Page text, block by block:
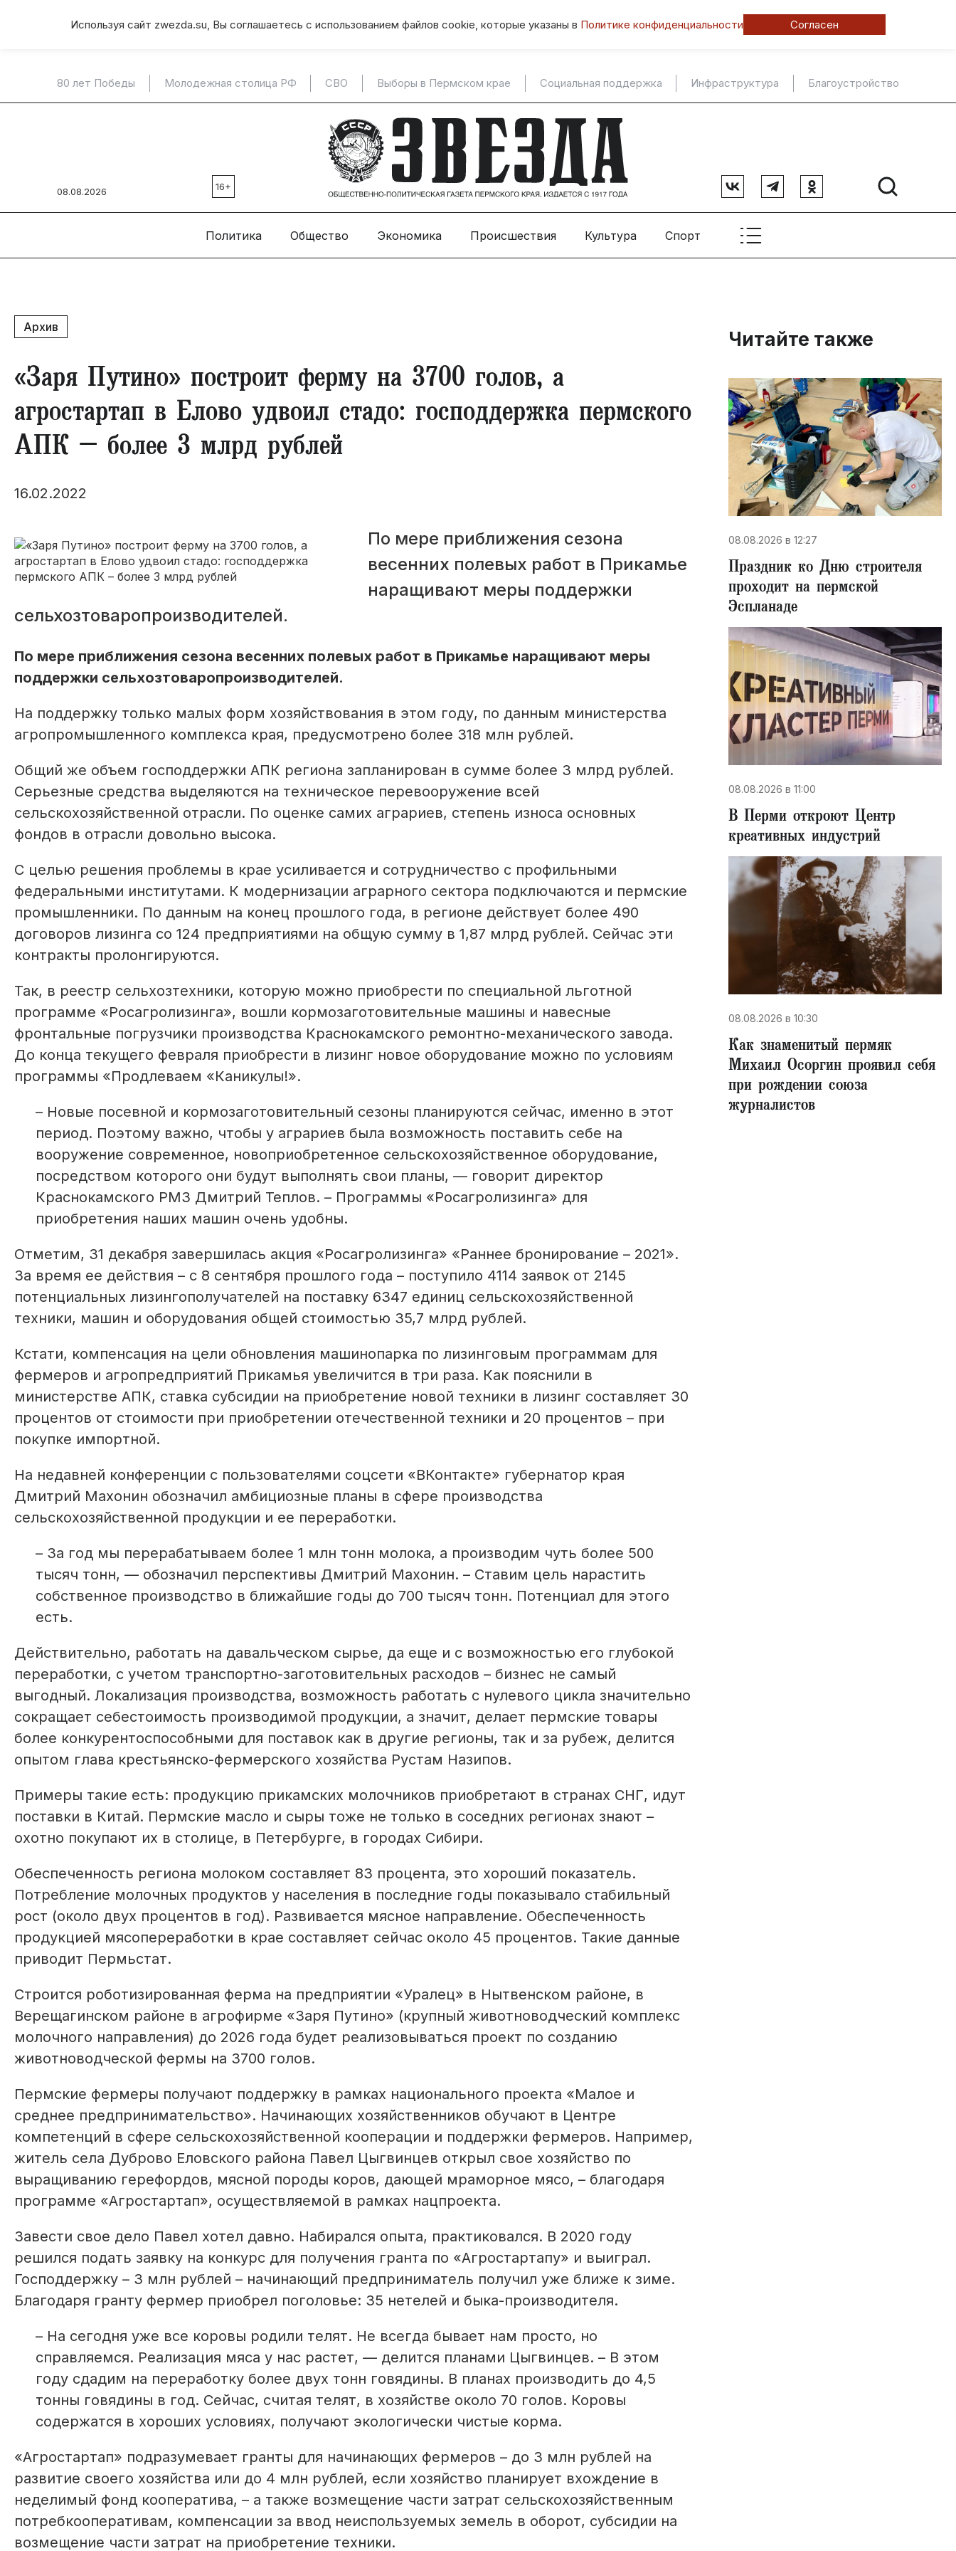
Используя сайт zwezda.su, Вы соглашаетесь с использованием файлов cookie, которые указаны в Политике конфиденциальности Согласен
80 лет Победы Молодежная столица РФ СВО Выборы в Пермском крае Социальная поддержка Инфраструктура Благоустройство
08.08.2026 16+
Политика Общество Экономика Происшествия Культура Спорт
Архив
«Заря Путино» построит ферму на 3700 голов, а
агростартап в Елово удвоил стадо: господдержка пермского
АПК – более 3 млрд рублей
16.02.2022
По мере приближения сезона
весенних полевых работ в Прикамье
наращивают меры поддержки
сельхозтоваропроизводителей.
По мере приближения сезона весенних полевых работ в Прикамье наращивают меры
поддержки сельхозтоваропроизводителей.
На поддержку только малых форм хозяйствования в этом году, по данным министерства
агропромышленного комплекса края, предусмотрено более 318 млн рублей.
Общий же объем господдержки АПК региона запланирован в сумме более 3 млрд рублей.
Серьезные средства выделяются на техническое перевооружение всей
сельскохозяйственной отрасли. По оценке самих аграриев, степень износа основных
фондов в отрасли довольно высока.
С целью решения проблемы в крае усиливается и сотрудничество с профильными
федеральными институтами. К модернизации аграрного сектора подключаются и пермские
промышленники. По данным на конец прошлого года, в регионе действует более 490
договоров лизинга со 124 предприятиями на общую сумму в 1,87 млрд рублей. Сейчас эти
контракты пролонгируются.
Так, в реестр сельхозтехники, которую можно приобрести по специальной льготной
программе «Росагролизинга», вошли кормозаготовительные машины и навесные
фронтальные погрузчики производства Краснокамского ремонтно-механического завода.
До конца текущего февраля приобрести в лизинг новое оборудование можно по условиям
программы «Продлеваем «Каникулы!».
– Новые посевной и кормозаготовительный сезоны планируются сейчас, именно в этот
период. Поэтому важно, чтобы у аграриев была возможность поставить себе на
вооружение современное, новоприобретенное сельскохозяйственное оборудование,
посредством которого они будут выполнять свои планы, — говорит директор
Краснокамского РМЗ Дмитрий Теплов. – Программы «Росагролизинга» для
приобретения наших машин очень удобны.
Отметим, 31 декабря завершилась акция «Росагролизинга» «Раннее бронирование – 2021».
За время ее действия – с 8 сентября прошлого года – поступило 4114 заявок от 2145
потенциальных лизингополучателей на поставку 6347 единиц сельскохозяйственной
техники, машин и оборудования общей стоимостью 35,7 млрд рублей.
Кстати, компенсация на цели обновления машинопарка по лизинговым программам для
фермеров и агропредприятий Прикамья увеличится в три раза. Как пояснили в
министерстве АПК, ставка субсидии на приобретение новой техники в лизинг составляет 30
процентов от стоимости при приобретении отечественной техники и 20 процентов – при
покупке импортной.
На недавней конференции с пользователями соцсети «ВКонтакте» губернатор края
Дмитрий Махонин обозначил амбициозные планы в сфере производства
сельскохозяйственной продукции и ее переработки.
– За год мы перерабатываем более 1 млн тонн молока, а производим чуть более 500
тысяч тонн, — обозначил перспективы Дмитрий Махонин. – Ставим цель нарастить
собственное производство в ближайшие годы до 700 тысяч тонн. Потенциал для этого
есть.
Действительно, работать на давальческом сырье, да еще и с возможностью его глубокой
переработки, с учетом транспортно-заготовительных расходов – бизнес не самый
выгодный. Локализация производства, возможность работать с нулевого цикла значительно
сокращает себестоимость производимой продукции, а значит, делает пермские товары
более конкурентоспособными для поставок как в другие регионы, так и за рубеж, делится
опытом глава крестьянско-фермерского хозяйства Рустам Назипов.
Примеры такие есть: продукцию прикамских молочников приобретают в странах СНГ, идут
поставки в Китай. Пермские масло и сыры тоже не только в соседних регионах знают –
охотно покупают их в столице, в Петербурге, в городах Сибири.
Обеспеченность региона молоком составляет 83 процента, это хороший показатель.
Потребление молочных продуктов у населения в последние годы показывало стабильный
рост (около двух процентов в год). Развивается мясное направление. Обеспеченность
продукцией мясопереработки в крае составляет сейчас около 45 процентов. Такие данные
приводит Пермьстат.
Строится роботизированная ферма на предприятии «Уралец» в Нытвенском районе, в
Верещагинском районе в агрофирме «Заря Путино» (крупный животноводческий комплекс
молочного направления) до 2026 года будет реализовываться проект по созданию
животноводческой фермы на 3700 голов.
Пермские фермеры получают поддержку в рамках национального проекта «Малое и
среднее предпринимательство». Начинающих хозяйственников обучают в Центре
компетенций в сфере сельскохозяйственной кооперации и поддержки фермеров. Например,
житель села Дуброво Еловского района Павел Цыгвинцев открыл свое хозяйство по
выращиванию герефордов, мясной породы коров, дающей мраморное мясо, – благодаря
программе «Агростартап», осуществляемой в рамках нацпроекта.
Завести свое дело Павел хотел давно. Набирался опыта, практиковался. В 2020 году
решился подать заявку на конкурс для получения гранта по «Агростартапу» и выиграл.
Господдержку – 3 млн рублей – начинающий предприниматель получил уже ближе к зиме.
Благодаря гранту фермер приобрел поголовье: 35 нетелей и быка-производителя.
– На сегодня уже все коровы родили телят. Не всегда бывает нам просто, но
справляемся. Реализация мяса у нас растет, — делится планами Цыгвинцев. – В этом
году сдадим на переработку более двух тонн говядины. В планах производить до 4,5
тонны говядины в год. Сейчас, считая телят, в хозяйстве около 70 голов. Коровы
содержатся в хороших условиях, получают экологически чистые корма.
«Агростартап» подразумевает гранты для начинающих фермеров – до 3 млн рублей на
развитие своего хозяйства или до 4 млн рублей, если хозяйство планирует вхождение в
неделимый фонд кооператива, – а также возмещение части затрат сельскохозяйственным
потребкооперативам, компенсации за ввод неиспользуемых земель в оборот, субсидии на
возмещение части затрат на приобретение техники.
Читайте также
08.08.2026 в 12:27
Праздник ко Дню строителя
проходит на пермской
Эспланаде
08.08.2026 в 11:00
В Перми откроют Центр
креативных индустрий
08.08.2026 в 10:30
​Как знаменитый пермяк
Михаил Осоргин проявил себя
при рождении союза
журналистов